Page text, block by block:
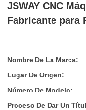
JSWAY CNC
Fabricante para
Nombre De La Marca:
Lugar De Origen:
Número De Modelo:
Proceso De Dar Un